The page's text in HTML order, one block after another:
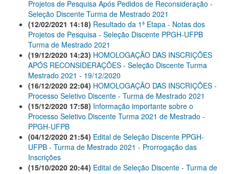
Projetos de Pesquisa Após Pedidos de Reconsideração -
Seleção Discente Turma de Mestrado 2021
(12/02/2021 14:18) Resultado da 1ª Etapa - Notas dos
Projetos de Pesquisa - Seleção Discente PPGH-UFPB
Turma de Mestrado 2021
(19/12/2020 14:23) HOMOLOGAÇÃO DAS INSCRIÇÕES
APÓS RECONSIDERAÇÕES - Seleção Discente Turma
Mestrado 2021 - 19/12/2020
(16/12/2020 22:04) HOMOLOGAÇÃO DAS INSCRIÇÕES -
Processo Seletivo Discente - Turma de Mestrado 2021
(15/12/2020 17:58) Informação importante sobre o
Processo Seletivo Discente Turma 2021 de Mestrado -
PPGH-UFPB
(04/12/2020 21:54) Edital de Seleção Discente PPGH-
UFPB - Turma de Mestrado 2021 - Prorrogação das
Inscrições
(15/10/2020 20:44) Edital de Seleção Discente - Turma de